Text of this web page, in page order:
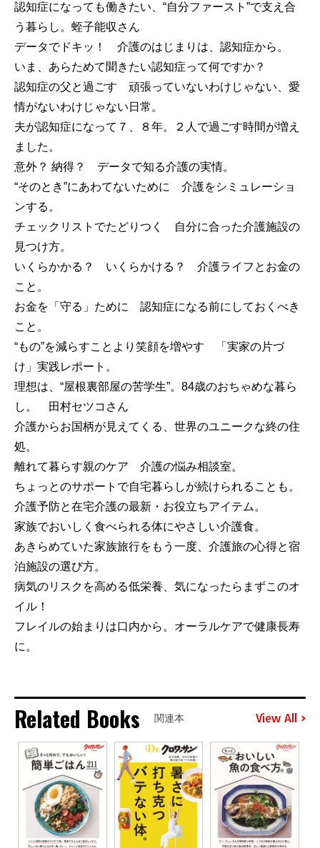
認知症になっても働きたい、“自分ファースト”で支え合
う暮らし。蛭子能収さん
データでドキッ！ 介護のはじまりは、認知症から。
いま、あらためて聞きたい認知症って何ですか？
認知症の父と過ごす 頑張っていないわけじゃない、愛
情がないわけじゃない日常。
夫が認知症になって７、８年。２人で過ごす時間が増え
ました。
意外？ 納得？ データで知る介護の実情。
“そのとき”にあわてないために 介護をシミュレーショ
ンする。
チェックリストでたどりつく 自分に合った介護施設の
見つけ方。
いくらかかる？ いくらかける？ 介護ライフとお金の
こと。
お金を「守る」ために 認知症になる前にしておくべき
こと。
“もの”を減らすことより笑顔を増やす 「実家の片づ
け」実践レポート。
理想は、“屋根裏部屋の苦学生”。84歳のおちゃめな暮ら
し。 田村セツコさん
介護からお国柄が見えてくる、世界のユニークな終の住
処。
離れて暮らす親のケア 介護の悩み相談室。
ちょっとのサポートで自宅暮らしが続けられることも。
介護予防と在宅介護の最新・お役立ちアイテム。
家族でおいしく食べられる体にやさしい介護食。
あきらめていた家族旅行をもう一度、介護旅の心得と宿
泊施設の選び方。
病気のリスクを高める低栄養、気になったらまずこのオ
イル！
フレイルの始まりは口内から。オーラルケアで健康長寿
に。
Related Books 関連本 View All